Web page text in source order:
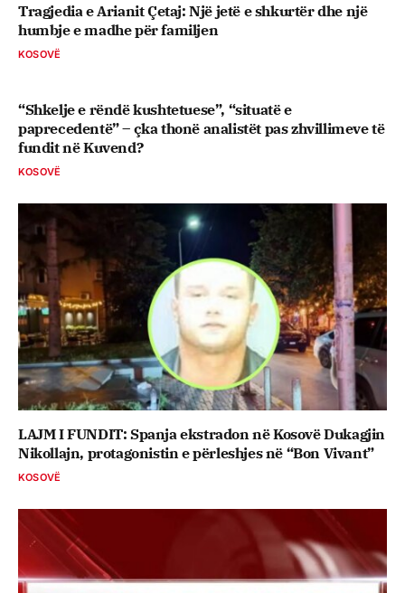
Tragjedia e Arianit Çetaj: Një jetë e shkurtër dhe një
humbje e madhe për familjen
KOSOVË
“Shkelje e rëndë kushtetuese”, “situatë e
paprecedentë” – çka thonë analistët pas zhvillimeve të
fundit në Kuvend?
KOSOVË
LAJM I FUNDIT: Spanja ekstradon në Kosovë Dukagjin
Nikollajn, protagonistin e përleshjes në “Bon Vivant”
KOSOVË